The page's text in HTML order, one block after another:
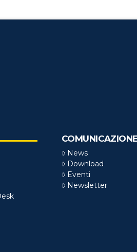
COMUNICAZIONE
News
Download
Eventi
Newsletter